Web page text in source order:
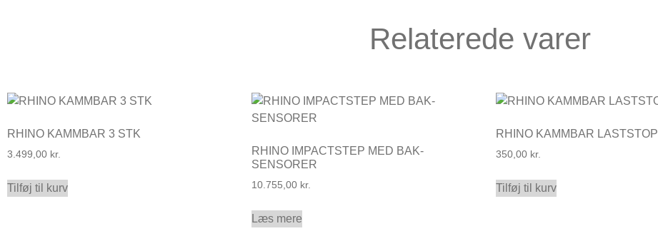
Relaterede varer
RHINO KAMMBAR 3 STK
3.499,00 kr.
Tilføj til kurv
RHINO IMPACTSTEP MED BAK-
SENSORER
10.755,00 kr.
Læs mere
RHINO KAMMBAR LASTSTOP
350,00 kr.
Tilføj til kurv